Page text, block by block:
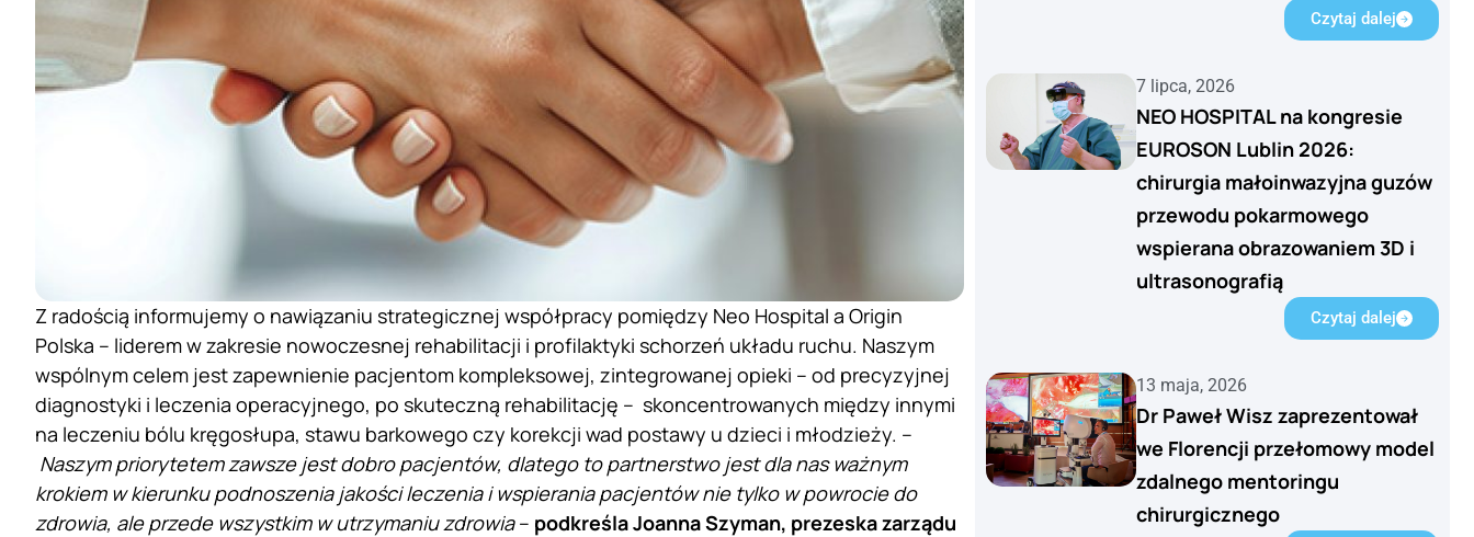
Z radością informujemy o nawiązaniu strategicznej współpracy pomiędzy Neo Hospital a Origin
Polska – liderem w zakresie nowoczesnej rehabilitacji i profilaktyki schorzeń układu ruchu. Naszym
wspólnym celem jest zapewnienie pacjentom kompleksowej, zintegrowanej opieki – od precyzyjnej
diagnostyki i leczenia operacyjnego, po skuteczną rehabilitację – skoncentrowanych między innymi
na leczeniu bólu kręgosłupa, stawu barkowego czy korekcji wad postawy u dzieci i młodzieży. –
Naszym priorytetem zawsze jest dobro pacjentów, dlatego to partnerstwo jest dla nas ważnym
krokiem w kierunku podnoszenia jakości leczenia i wspierania pacjentów nie tylko w powrocie do
zdrowia, ale przede wszystkim w utrzymaniu zdrowia– podkreśla Joanna Szyman, prezeska zarządu
Czytaj dalej
7 lipca, 2026
NEO HOSPITAL na kongresie
EUROSON Lublin 2026:
chirurgia małoinwazyjna guzów
przewodu pokarmowego
wspierana obrazowaniem 3D i
ultrasonografią
Czytaj dalej
13 maja, 2026
Dr Paweł Wisz zaprezentował
we Florencji przełomowy model
zdalnego mentoringu
chirurgicznego